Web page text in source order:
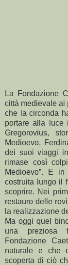
La Fondazione
città medievale ai
che la circonda
portare alla luce
Gregorovius,
Medioevo.
dei suoi viaggi
rimase così
Medioevo”. E
costruita lungo il
scoprire. Nei
restauro delle
la realizzazione
Ma oggi quel
una preziosa
Fondazione
naturale e che
scoperta di ciò